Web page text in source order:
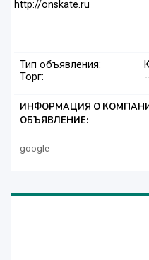
http://onskate.ru
Тип объявления:
Торг:
ИНФОРМАЦИЯ О
ОБЪЯВЛЕНИЕ:
google